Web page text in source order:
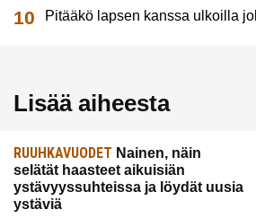
Pitääkö lapsen kanssa ulkoilla
Lisää aiheesta
RUUHKAVUODET Nainen, näin
selätät haasteet aikuisiän
ystävyyssuhteissa ja löydät uusia
ystäviä